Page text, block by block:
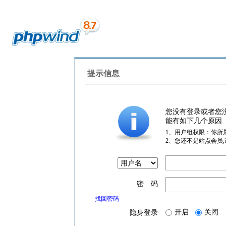
提示信息
您没有登录或者您
能有如下几个原因
1、用户组权限：你所
2、您还不是站点会员
密 码
找回密码
隐身登录 开启 关闭